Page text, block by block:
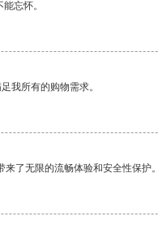
忘怀。
我所有的购物需求。
来了无限的流畅体验和安全性保护